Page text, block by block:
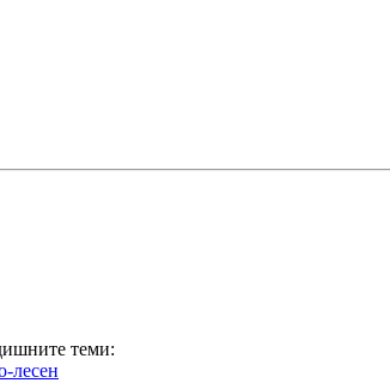
теми:
лесен